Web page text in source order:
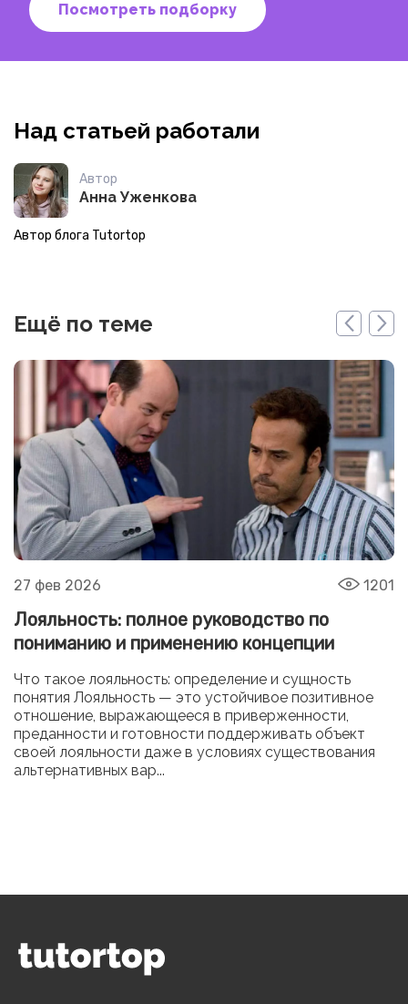
Посмотреть подборку
Над статьей работали
Автор
Анна Уженкова
Автор блога Tutortop
Ещё по теме
27 фев 2026 1201
Лояльность: полное руководство по
пониманию и применению концепции
Что такое лояльность: определение и сущность
понятия Лояльность — это устойчивое позитивное
отношение, выражающееся в приверженности,
преданности и готовности поддерживать объект
своей лояльности даже в условиях существования
альтернативных вар...